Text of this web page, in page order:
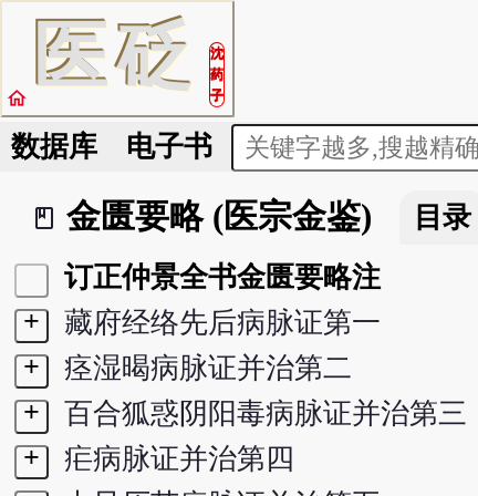
医砭
沈
药
子
home
数据库 电子书
book_2
金匮要略 (医宗金鉴) 目录
订正仲景全书金匮要略注
+
藏府经络先后病脉证第一
+
痉湿暍病脉证并治第二
+
百合狐惑阴阳毒病脉证并治第三
+
疟病脉证并治第四